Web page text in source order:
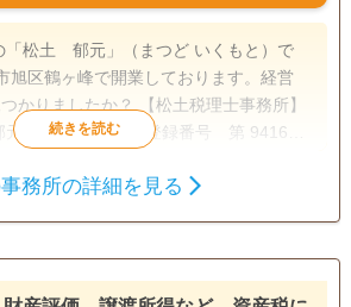
「松土 郁元」（まつど いくもと）で
旭区鶴ヶ峰で開業しております。経営
か？ 【松土税理士事務所】
元税理士事務所〕(登録番号 第 94165
もちろんのこと、学生の頃から不動産や
スを提供しています。また税務や会計
遺産分割
相続手続き 銀行手続き
務所の詳細を見る